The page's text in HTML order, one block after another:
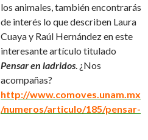
los animales, también encontrarás
de interés lo que describen Laura
Cuaya y Raúl Hernández en este
interesante artículo titulado
Pensar en ladridos . ¿Nos
acompañas?
http://www.comoves.unam.mx
/numeros/articulo/185/pensar-